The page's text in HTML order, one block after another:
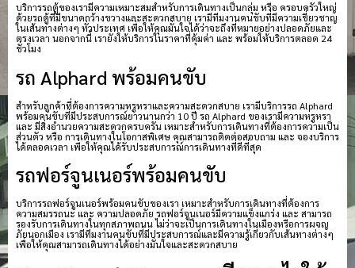
บริการรถตู้ของเรามีความเหมาะสมสำหรับการเดินทางเป็นกลุ่ม หรือ ครอบครัวใหญ่
ด้วยรถตู้ที่มีขนาดกว้างขวางและสะดวกสบาย เรามีทีมงานคนขับที่มีความเชี่ยวชาญ
ในเส้นทางต่างๆ ทั่วประเทศ เพื่อให้คุณมั่นใจได้ว่าจะถึงที่หมายอย่างปลอดภัยและ
ตรงเวลา นอกจากนี้ เรายังให้บริการในราคาที่คุ้มค่า และ พร้อมให้บริการตลอด 24
ชั่วโมง
รถ Alphard พร้อมคนขับ
สำหรับลูกค้าที่ต้องการความหรูหราและความสะดวกสบาย เรามีบริการรถ Alphard
พร้อมคนขับที่มีประสบการณ์ยาวนานกว่า 10 ปี รถ Alphard ของเรามีความหรูหรา
และ มีสิ่งอำนวยความสะดวกครบครัน เหมาะสำหรับการเดินทางที่ต้องการความเป็น
ส่วนตัว หรือ การเดินทางในโอกาสพิเศษ คุณสามารถติดต่อสอบถาม และ จองบริการ
ได้ตลอดเวลา เพื่อให้คุณได้รับประสบการณ์การเดินทางที่ดีที่สุด
รถฟอร์จูนเนอร์พร้อมคนขับ
บริการรถฟอร์จูนเนอร์พร้อมคนขับของเรา เหมาะสำหรับการเดินทางที่ต้องการ
ความสมรรถนะ และ ความปลอดภัย รถฟอร์จูนเนอร์มีความแข็งแกร่ง และ สามารถ
รองรับการเดินทางในทุกสภาพถนน ไม่ว่าจะเป็นการเดินทางในเมืองหรือการผจญ
ภัยนอกเมือง เรามีทีมงานคนขับที่มีประสบการณ์และมีความรู้เกี่ยวกับเส้นทางต่างๆ
เพื่อให้คุณสามารถเดินทางได้อย่างมั่นใจและสะดวกสบาย